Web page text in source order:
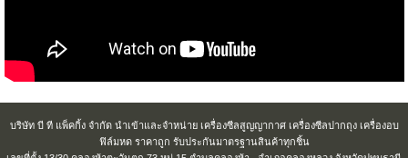
บริษัท บี ที แพ็คกิ้ง จำกัด นำเข้าและจำหน่าย เครื่องซีลสูญญากาศ เครื่องซีลปากถุง เครื่องอบ
ฟิล์มหด ราคาถูก รับประกันมาตรฐานสินค้าทุกชิ้น